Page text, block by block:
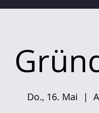
Do., 16. Mai
  |